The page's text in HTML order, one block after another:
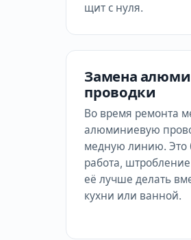
щит с нуля.
Замена
проводки
Во время ремонта
алюминиевую
медную линию. Это
работа,
её лучше делать
кухни или ванной.